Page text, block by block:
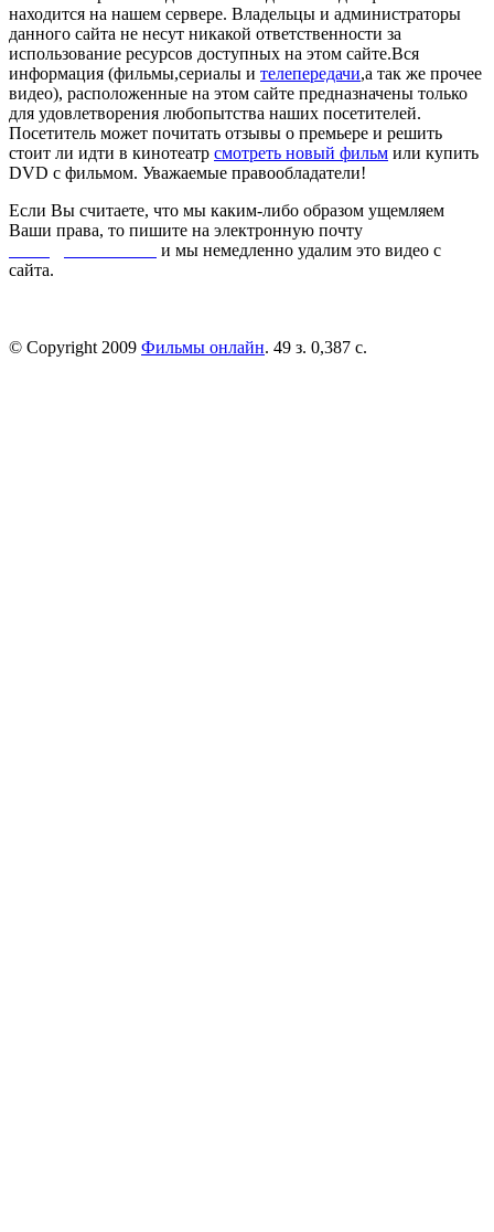
находится на нашем сервере. Владельцы и администраторы
данного сайта не несут никакой ответственности за
использование ресурсов доступных на этом сайте.Вся
информация (фильмы,сериалы и телепередачи,а так же прочее
видео), расположенные на этом сайте предназначены только
для удовлетворения любопытства наших посетителей.
Посетитель может почитать отзывы о премьере и решить
стоит ли идти в кинотеатр смотреть новый фильм или купить
DVD с фильмом. Уважаемые правообладатели!
Если Вы считаете, что мы каким-либо образом ущемляем
Ваши права, то пишите на электронную почту
и мы немедленно удалим это видео с
сайта.
© Copyright 2009 Фильмы онлайн. 49 з. 0,387 с.